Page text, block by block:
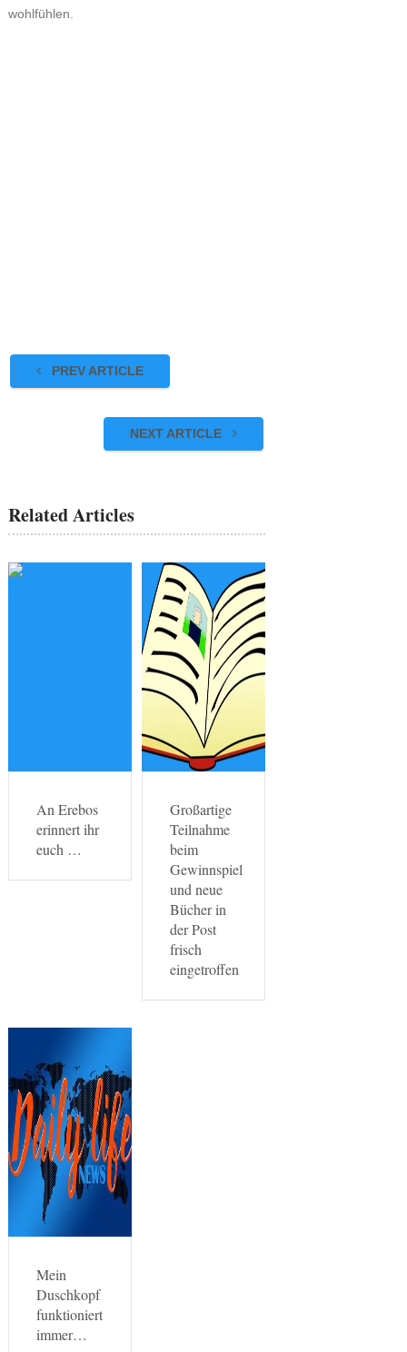
wohlfühlen.
PREV ARTICLE
NEXT ARTICLE
Related Articles
An Erebos
erinnert ihr
euch …
Großartige
Teilnahme
beim
Gewinnspiel
und neue
Bücher in
der Post
frisch
eingetroffen
Mein
Duschkopf
funktioniert
immer…